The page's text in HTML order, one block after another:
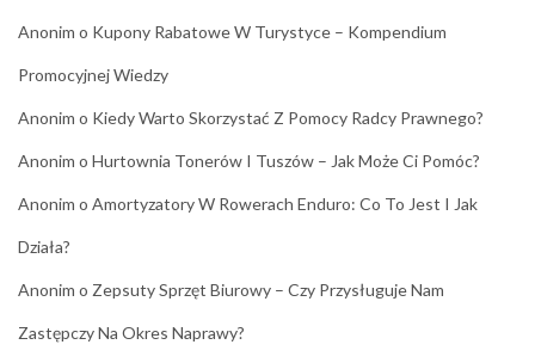
Anonim o Kupony Rabatowe W Turystyce – Kompendium
Promocyjnej Wiedzy
Anonim o Kiedy Warto Skorzystać Z Pomocy Radcy Prawnego?
Anonim o Hurtownia Tonerów I Tuszów – Jak Może Ci Pomóc?
Anonim o Amortyzatory W Rowerach Enduro: Co To Jest I Jak
Działa?
Anonim o Zepsuty Sprzęt Biurowy – Czy Przysługuje Nam
Zastępczy Na Okres Naprawy?